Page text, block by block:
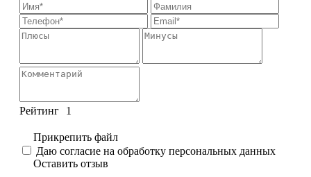
Рейтинг 1
Прикрепить файл
Даю согласие на обработку персональных данных
Оставить отзыв